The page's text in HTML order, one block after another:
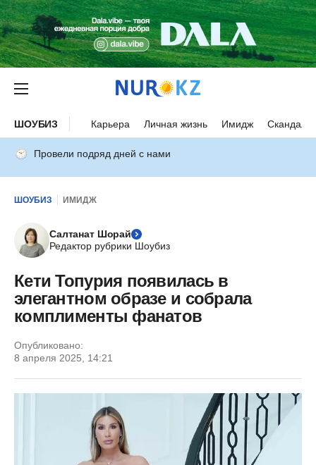
ШОУБИЗ Карьера Личная жизнь Имидж Скандалы
Провели подряд дней с нами
ШОУБИЗ ИМИДЖ
Салтанат Шорай
Редактор рубрики Шоубиз
Кети Топурия появилась в
элегантном образе и собрала
комплименты фанатов
Опубликовано:
8 апреля 2025, 14:21